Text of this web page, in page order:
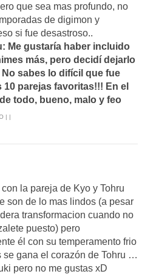
que sea mas profundo, no
de digimon y
si fue desastroso..
Me gustaría haber incluido
más, pero decidí dejarlo
sabes lo difícil que fue
10 parejas favoritas!!! En el
todo, bueno, malo y feo
| |
la pareja de Kyo y Tohru
son de lo mas lindos (a pesar
transformacion cuando no
puesto) pero
él con su temperamento frio
se gana el corazón de Tohru …
pero no me gustas xD